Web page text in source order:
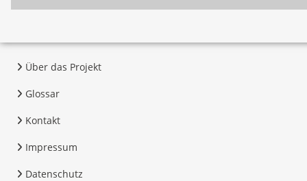
Über das Projekt
Glossar
Kontakt
Impressum
Datenschutz